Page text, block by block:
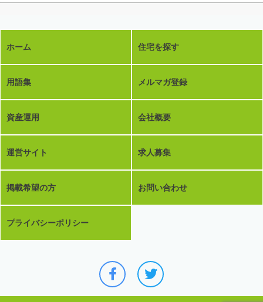
ホーム 住宅を探す
用語集 メルマガ登録
資産運用 会社概要
運営サイト 求人募集
掲載希望の方 お問い合わせ
プライバシーポリシー